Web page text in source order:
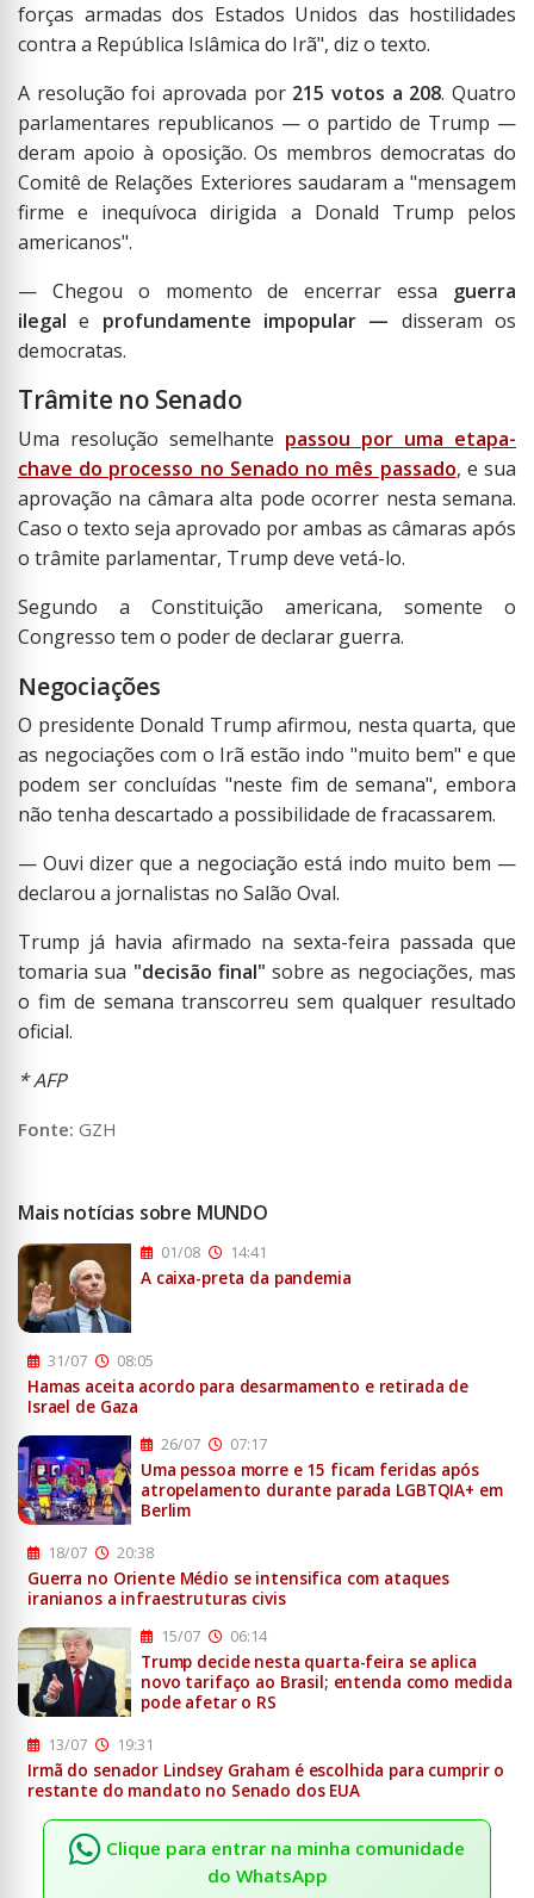
forças armadas dos Estados Unidos das hostilidades
contra a República Islâmica do Irã", diz o texto.
A resolução foi aprovada por 215 votos a 208. Quatro
parlamentares republicanos — o partido de Trump —
deram apoio à oposição. Os membros democratas do
Comitê de Relações Exteriores saudaram a "mensagem
firme e inequívoca dirigida a Donald Trump pelos
americanos".
— Chegou o momento de encerrar essa guerra
ilegal e profundamente impopular — disseram os
democratas.
Trâmite no Senado
Uma resolução semelhante passou por uma etapa-
chave do processo no Senado no mês passado, e sua
aprovação na câmara alta pode ocorrer nesta semana.
Caso o texto seja aprovado por ambas as câmaras após
o trâmite parlamentar, Trump deve vetá-lo.
Segundo a Constituição americana, somente o
Congresso tem o poder de declarar guerra.
Negociações
O presidente Donald Trump afirmou, nesta quarta, que
as negociações com o Irã estão indo "muito bem" e que
podem ser concluídas "neste fim de semana", embora
não tenha descartado a possibilidade de fracassarem.
— Ouvi dizer que a negociação está indo muito bem —
declarou a jornalistas no Salão Oval.
Trump já havia afirmado na sexta-feira passada que
tomaria sua "decisão final" sobre as negociações, mas
o fim de semana transcorreu sem qualquer resultado
oficial.
* AFP
Fonte: GZH
Mais notícias sobre MUNDO
01/08 14:41
A caixa-preta da pandemia
31/07 08:05
Hamas aceita acordo para desarmamento e retirada de
Israel de Gaza
26/07 07:17
Uma pessoa morre e 15 ficam feridas após
atropelamento durante parada LGBTQIA+ em
Berlim
18/07 20:38
Guerra no Oriente Médio se intensifica com ataques
iranianos a infraestruturas civis
15/07 06:14
Trump decide nesta quarta-feira se aplica
novo tarifaço ao Brasil; entenda como medida
pode afetar o RS
13/07 19:31
Irmã do senador Lindsey Graham é escolhida para cumprir o
restante do mandato no Senado dos EUA
Clique para entrar na minha comunidade
do WhatsApp